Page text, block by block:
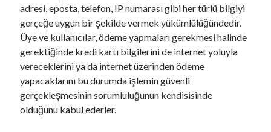
adresi, eposta, telefon, IP numarası gibi her türlü bilgiyi
gerçeğe uygun bir şekilde vermek yükümlülüğündedir.
Üye ve kullanıcılar, ödeme yapmaları gerekmesi halinde
gerektiğinde kredi kartı bilgilerini de internet yoluyla
vereceklerini ya da internet üzerinden ödeme
yapacaklarını bu durumda işlemin güvenli
gerçekleşmesinin sorumluluğunun kendisisinde
olduğunu kabul ederler.